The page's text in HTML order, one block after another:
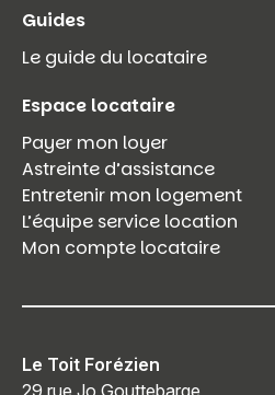
Guides
Le guide du locataire
Espace locataire
Payer mon loyer
Astreinte d’assistance
Entretenir mon logement
L’équipe service location
Mon compte locataire
Le Toit Forézien